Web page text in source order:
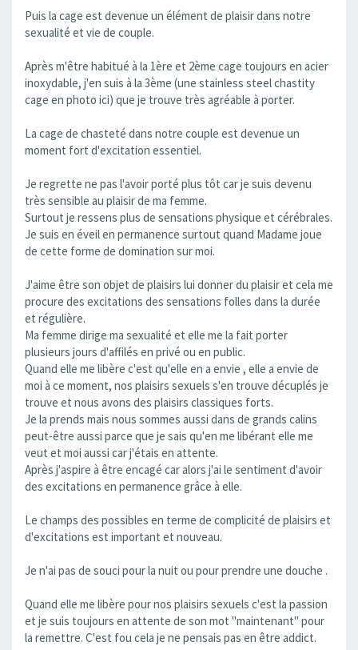
Puis la cage est devenue un élément de plaisir dans notre
sexualité et vie de couple.
Après m'être habitué à la 1ère et 2ème cage toujours en acier
inoxydable, j'en suis à la 3ème (une stainless steel chastity
cage en photo ici) que je trouve très agréable à porter.
La cage de chasteté dans notre couple est devenue un
moment fort d'excitation essentiel.
Je regrette ne pas l'avoir porté plus tôt car je suis devenu
très sensible au plaisir de ma femme.
Surtout je ressens plus de sensations physique et cérébrales.
Je suis en éveil en permanence surtout quand Madame joue
de cette forme de domination sur moi.
J'aime être son objet de plaisirs lui donner du plaisir et cela me
procure des excitations des sensations folles dans la durée
et régulière.
Ma femme dirige ma sexualité et elle me la fait porter
plusieurs jours d'affilés en privé ou en public.
Quand elle me libère c'est qu'elle en a envie , elle a envie de
moi à ce moment, nos plaisirs sexuels s'en trouve décuplés je
trouve et nous avons des plaisirs classiques forts.
Je la prends mais nous sommes aussi dans de grands calins
peut-être aussi parce que je sais qu'en me libérant elle me
veut et moi aussi car j'étais en attente.
Après j'aspire à être encagé car alors j'ai le sentiment d'avoir
des excitations en permanence grâce à elle.
Le champs des possibles en terme de complicité de plaisirs et
d'excitations est important et nouveau.
Je n'ai pas de souci pour la nuit ou pour prendre une douche .
Quand elle me libère pour nos plaisirs sexuels c'est la passion
et je suis toujours en attente de son mot "maintenant" pour
la remettre. C'est fou cela je ne pensais pas en être addict.